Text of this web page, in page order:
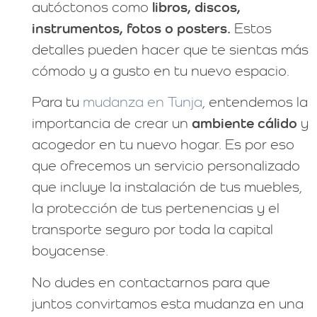
autóctonos como libros, discos,
instrumentos, fotos o posters. Estos
detalles pueden hacer que te sientas más
cómodo y a gusto en tu nuevo espacio.
Para tu mudanza en Tunja, entendemos la
importancia de crear un ambiente cálido y
acogedor en tu nuevo hogar. Es por eso
que ofrecemos un servicio personalizado
que incluye la instalación de tus muebles,
la protección de tus pertenencias y el
transporte seguro por toda la capital
boyacense.
No dudes en contactarnos para que
juntos convirtamos esta mudanza en una